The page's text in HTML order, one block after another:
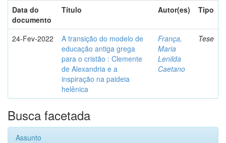
Data do
documento
Título Autor(es) Tipo
24-Fev-2022
A transição do modelo de
educação antiga grega
para o cristão : Clemente
de Alexandria e a
inspiração na paideia
helênica
França,
Maria
Lenilda
Caetano
Tese
Busca facetada
Assunto